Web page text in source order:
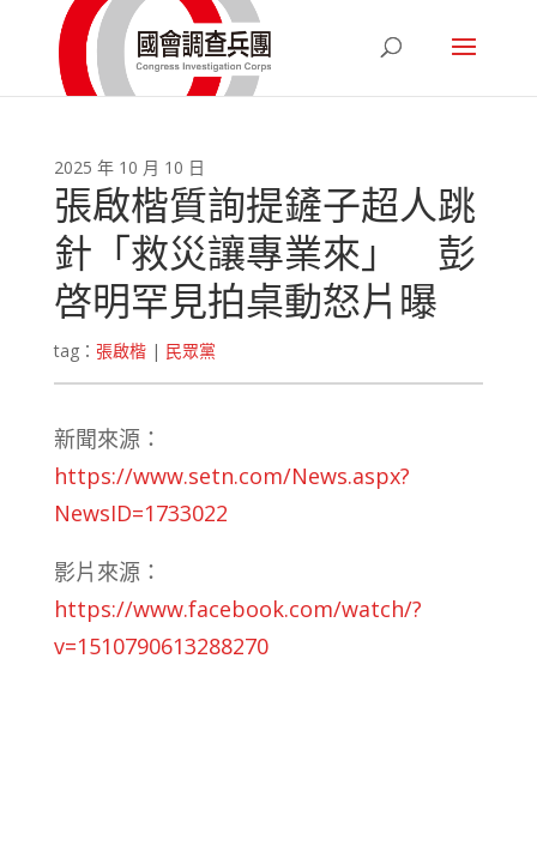
2025 年 10 月 10 日
張啟楷質詢提鏟子超人跳
針「救災讓專業來」 彭
啓明罕見拍桌動怒片曝
tag： 張啟楷| 民眾黨
新聞來源：
https://www.setn.com/News.aspx?
NewsID=1733022
影片來源：
https://www.facebook.com/watch/?
v=1510790613288270